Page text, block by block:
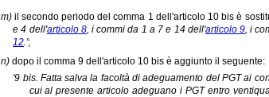
m) il secondo periodo del comma 1 dell'articolo 10 bis è
e 4 dell'articolo 8, i commi da 1 a 7 e 14 dell'articolo 9, i
12.';
n) dopo il comma 9 dell'articolo 10 bis è aggiunto il seguente:
'9 bis. Fatta salva la facoltà di adeguamento del PGT ai
cui al presente articolo adeguano i PGT entro